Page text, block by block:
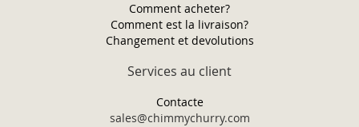
Comment acheter?
Comment est la livraison?
Changement et devolutions
Services au client
Contacte
sales@chimmychurry.com